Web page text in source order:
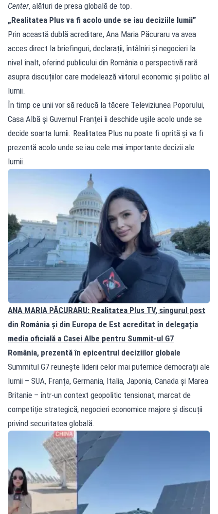
Center, alături de presa globală de top.
„Realitatea Plus va fi acolo unde se iau deciziile lumii”
Prin această dublă acreditare, Ana Maria Păcuraru va avea
acces direct la briefinguri, declarații, întâlniri și negocieri la
nivel înalt, oferind publicului din România o perspectivă rară
asupra discuțiilor care modelează viitorul economic și politic al
lumii.
În timp ce unii vor să reducă la tăcere Televiziunea Poporului,
Casa Albă și Guvernul Franței îi deschide ușile acolo unde se
decide soarta lumii. Realitatea Plus nu poate fi oprită și va fi
prezentă acolo unde se iau cele mai importante decizii ale
lumii.
ANA MARIA PĂCURARU: Realitatea Plus TV, singurul post
din România și din Europa de Est acreditat în delegația
media oficială a Casei Albe pentru Summit-ul G7
România, prezentă în epicentrul deciziilor globale
Summitul G7 reunește liderii celor mai puternice democrații ale
lumii – SUA, Franța, Germania, Italia, Japonia, Canada și Marea
Britanie – într-un context geopolitic tensionat, marcat de
competiție strategică, negocieri economice majore și discuții
privind securitatea globală.